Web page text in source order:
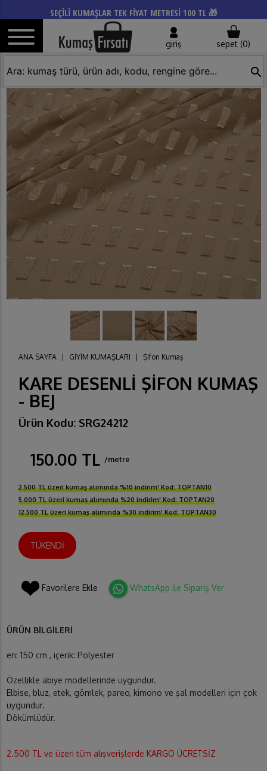
SEÇİLİ KUMAŞLAR TEK FİYAT METRESİ 100 TL 🎁
giriş sepet (0)
search
ANA SAYFA GİYİM KUMAŞLARI Şifon Kumaş
KARE DESENLİ ŞİFON KUMAŞ
- BEJ
Ürün Kodu: SRG24212
150.00 TL /metre
2.500 TL üzeri kumaş alımında %10 indirim! Kod: TOPTAN10
5.000 TL üzeri kumaş alımında %20 indirim! Kod: TOPTAN20
12.500 TL üzeri kumaş alımında %30 indirim! Kod: TOPTAN30
TÜKENDİ
Favorilere Ekle WhatsApp ile Sipariş Ver
ÜRÜN BİLGİLERİ
en: 150 cm , içerik: Polyester
Özellikle abiye modellerinde uygundur.
Elbise, bluz, etek, gömlek, pareo, kimono ve şal modelleri için çok
uygundur.
Dökümlüdür.
2.500 TL ve üzeri tüm alışverişlerde KARGO ÜCRETSİZ